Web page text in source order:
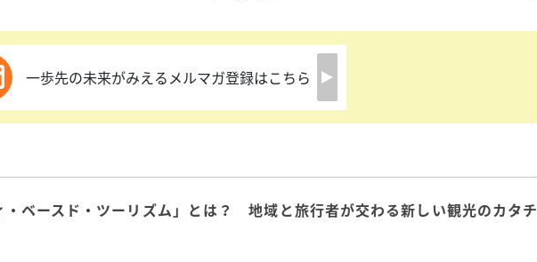
一歩先の未来がみえるメルマガ登録はこちら
・ベースド・ツーリズム」とは？ 地域と旅行者が交わる新しい観光のカタチ